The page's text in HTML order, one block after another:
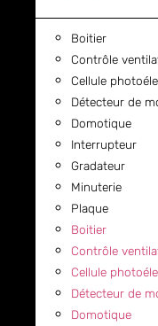
Boitier
Contrôle
Cellule
Détecteur de
Domotique
Interrupteur
Gradateur
Minuterie
Plaque
Boitier
Contrôle
Cellule
Détecteur de
Domotique